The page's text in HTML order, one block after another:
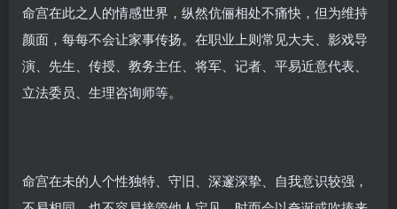
命宫在此之人的情感世界，纵然伉俪相处不痛快，但为维持
颜面，每每不会让家事传扬。在职业上则常见大夫、影戏导
演、先生、传授、教务主任、将军、记者、平易近意代表、
立法委员、生理咨询师等。
命宫在未的人个性独特、守旧、深邃深挚、自我意识较强，